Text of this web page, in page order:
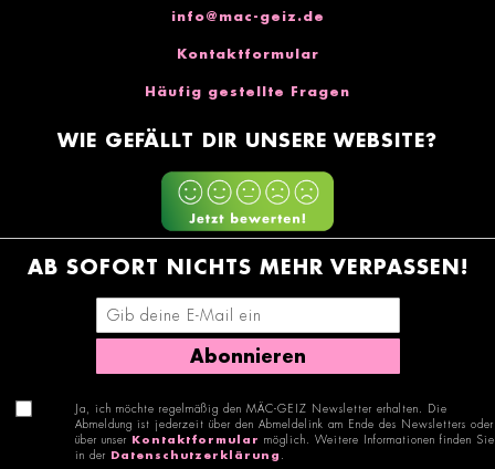
info@mac-geiz.de
Kontaktformular
Häufig gestellte Fragen
WIE GEFÄLLT DIR UNSERE WEBSITE?
AB SOFORT NICHTS MEHR VERPASSEN!
E-Mail-Adresse eingeben
Abonnieren
Ja, ich möchte regelmäßig den MÄC-GEIZ Newsletter erhalten. Die
Abmeldung ist jederzeit über den Abmeldelink am Ende des Newsletters oder
über unser
Kontaktformular möglich. Weitere Informationen finden Sie
in der
Datenschutzerklärung .